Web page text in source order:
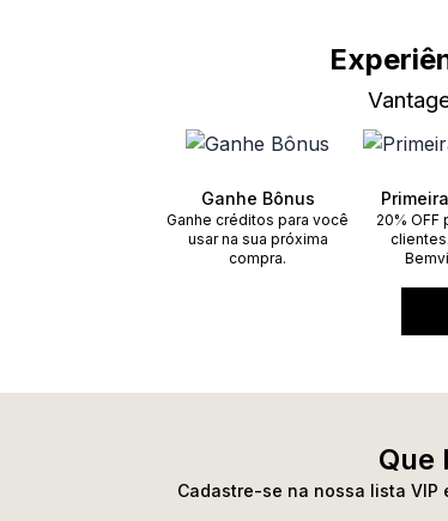
Ganhe Bônus
Ganhe créditos para você
usar na sua próxima
compra.
20% OFF
Que
Cadastre-se na nossa lista